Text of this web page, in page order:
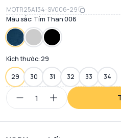
MOTR25A134-SV006-29
Màu sắc: Tím Than 006
Kích thước:29
29 30 31 32 33 34